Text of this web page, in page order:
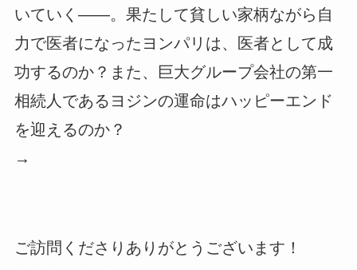
いていく――。果たして貧しい家柄ながら自
力で医者になったヨンパリは、医者として成
功するのか？また、巨大グループ会社の第一
相続人であるヨジンの運命はハッピーエンド
を迎えるのか？
→
ご訪問くださりありがとうございます！